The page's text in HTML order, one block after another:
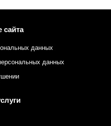
сайта
данных
данных